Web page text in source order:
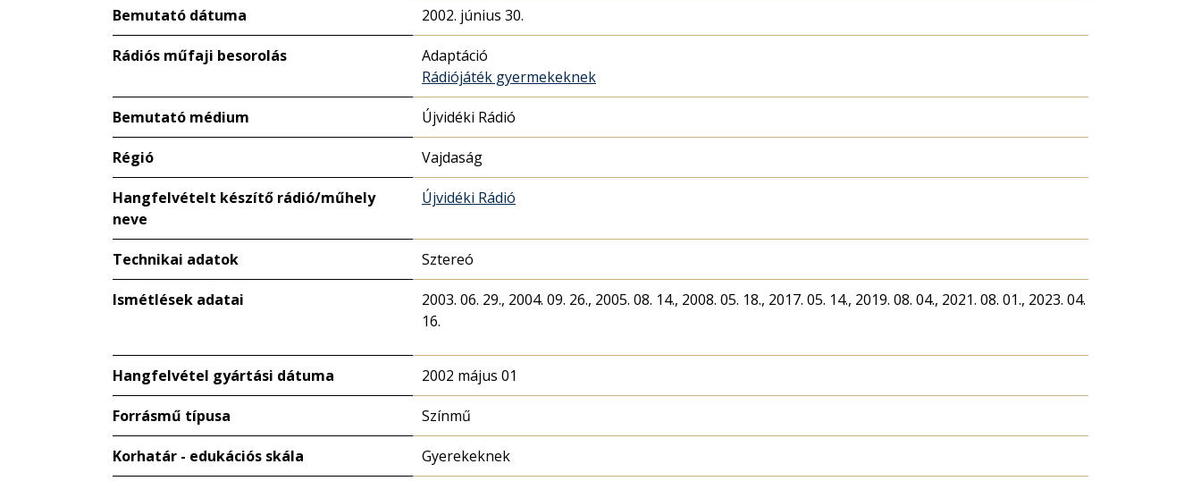
Bemutató dátuma 2002. június 30.
Rádiós műfaji besorolás
Adaptáció
Rádiójáték gyermekeknek
Bemutató médium Újvidéki Rádió
Régió Vajdaság
Hangfelvételt készítő rádió/műhely
neve
Újvidéki Rádió
Technikai adatok Sztereó
Ismétlések adatai
2003. 06. 29., 2004. 09. 26., 2005. 08. 14., 2008. 05. 18., 2017. 05. 14., 2019. 08. 04., 2021. 08. 01., 2023. 04.
16.
Hangfelvétel gyártási dátuma 2002 május 01
Forrásmű típusa Színmű
Korhatár - edukációs skála Gyerekeknek